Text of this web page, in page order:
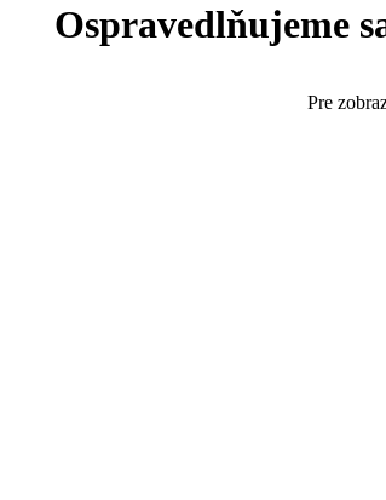
Ospravedlňujeme
Pre